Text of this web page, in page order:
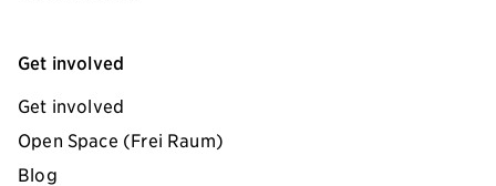
Get involved
Get involved
Open Space (Frei Raum)
Blog